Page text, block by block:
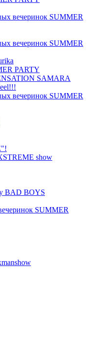
вечеринок SUMMER
вечеринок SUMMER
PARTY
SAMARA
вечеринок SUMMER
show
BAD BOYS
SUMMER